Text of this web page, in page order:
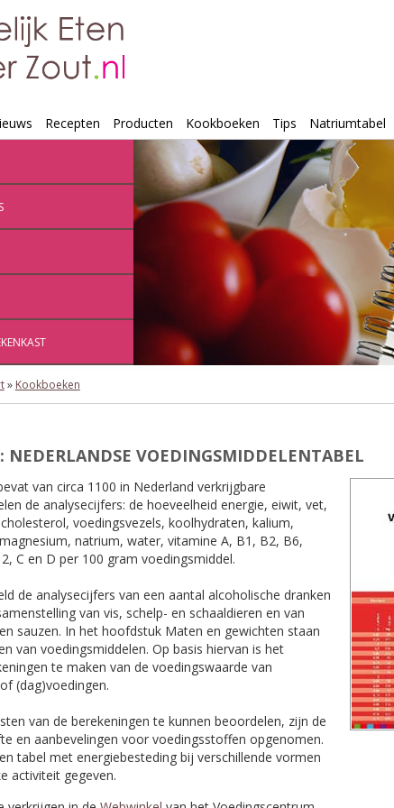
Recepten Producten Kookboeken Tips Natriumtabel
» Kookboeken
NEDERLANDSE VOEDINGSMIDDELENTABEL
van circa 1100 in Nederland verkrijgbare
de analysecijfers: de hoeveelheid energie, eiwit, vet,
voedingsvezels, koolhydraten, kalium,
natrium, water, vitamine A, B1, B2, B6,
C en D per 100 gram voedingsmiddel.
de analysecijfers van een aantal alcoholische dranken
van vis, schelp- en schaaldieren en van
sauzen. In het hoofdstuk Maten en gewichten staan
van voedingsmiddelen. Op basis hiervan is het
te maken van de voedingswaarde van
(dag)voedingen.
van de berekeningen te kunnen beoordelen, zijn de
en aanbevelingen voor voedingsstoffen opgenomen.
tabel met energiebesteding bij verschillende vormen
activiteit gegeven.